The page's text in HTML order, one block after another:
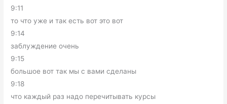
9:11
то что уже и так есть вот это вот
9:14
заблуждение очень
9:15
большое вот так мы с вами сделаны
9:18
что каждый раз надо перечитывать курсы